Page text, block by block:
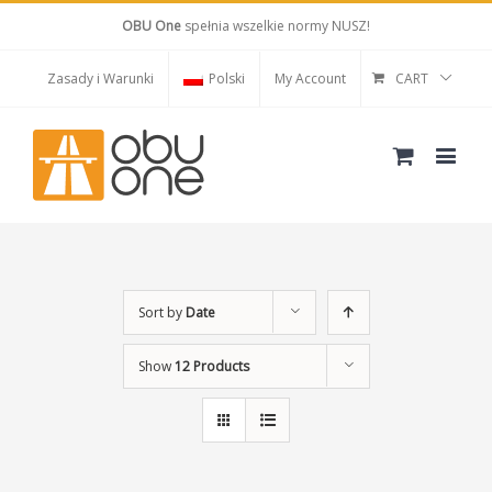
OBU One spełnia wszelkie normy NUSZ!
Zasady i Warunki Polski My Account CART
Sort by Date
Show12 Products